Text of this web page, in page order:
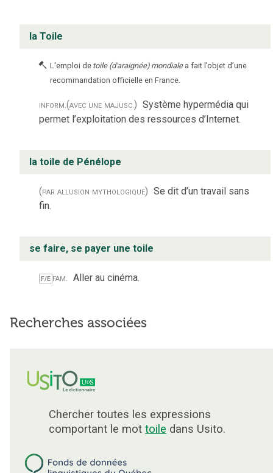
la Toile
L'emploi de toile (d'araignée) mondiale a fait l’objet d’une
recommandation officielle en France.
inform. (avec une majusc.) Système hypermédia qui
permet l’exploitation des ressources d’Internet.
la toile de Pénélope
(par allusion mythologique) Se dit d’un travail sans
fin.
se faire, se payer une toile
F/E fam. Aller au cinéma.
Recherches associées
Chercher toutes les expressions
comportant le mot toile dans Usito.